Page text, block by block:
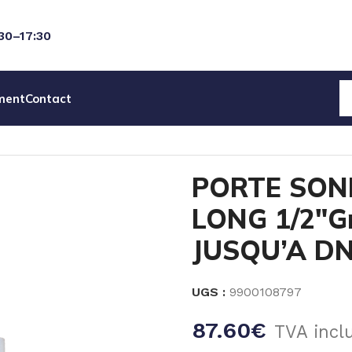
Contact
SONDE PSS3 PVDF LONG 1/2″Gm – 90°C 7 BAR –
PORTE
LONG 1/
JUSQU’A
UGS : 9900108797
87.60€ TVA